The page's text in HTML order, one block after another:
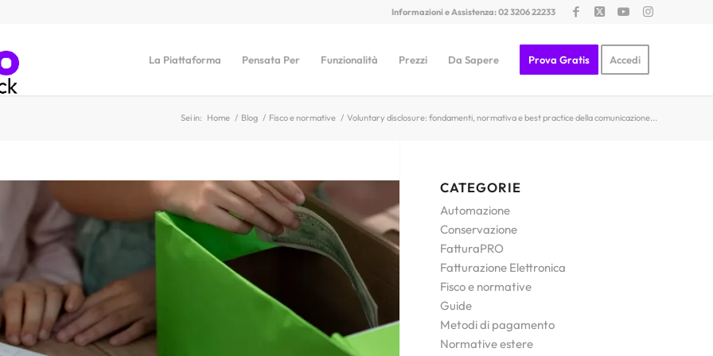
Informazioni e Assistenza: 02 3206 22233
La Piattaforma Pensata Per Funzionalità Prezzi Da Sapere Prova Gratis Accedi
Sei in: Home / Blog / Fisco e normative / Voluntary disclosure: fondamenti, normativa e best practice della comunicazione...
CATEGORIE
Automazione
Conservazione
FatturaPRO
Fatturazione Elettronica
Fisco e normative
Guide
Metodi di pagamento
Normative estere